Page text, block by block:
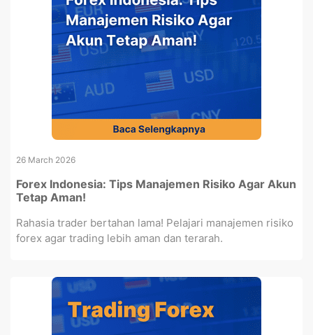
26 March 2026
Forex Indonesia: Tips Manajemen Risiko Agar Akun
Tetap Aman!
Rahasia trader bertahan lama! Pelajari manajemen risiko
forex agar trading lebih aman dan terarah.